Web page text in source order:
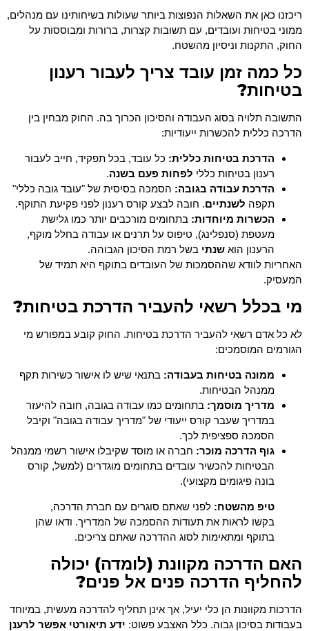
ריכזנו כאן את השאלות הנפוצות ביותר שעולות בשיחותינו עם מנהלים,
ממוני בטיחות ועובדים, עם תשובות קצרות, ברורות ומבוססות על
החוק, התקנות וניסיון מהשטח.
כל כמה זמן עובד צריך לעבור רענון
בטיחות?
התשובה תלויה בסוג העבודה והסיכון הכרוך בה. החוק מבחין בין
הדרכה כללית להכשרות ייעודיות:
הדרכת בטיחות כללית: כל עובד, בכל תפקיד, חייב לעבור
רענון בטיחות כללי לפחות פעם בשנה.
הדרכת עבודה בגובה: הסמכה בסיסית של "עובד גובה כללי"
תקפה לשנתיים. חובה לבצע קורס רענון לפני פקיעת התוקף.
הכשרות מיוחדות: בתחומים מורכבים יותר כמו גלישת
מעטפת (סנפלינג), טיפוס על תרנים או עבודה בחלל מוקף,
הרענון הוא שנתי בשל רמת הסיכון הגבוהה.
האחריות לוודא שההסמכות של העובדים בתוקף היא תמיד של
המעסיק.
מי בכלל רשאי להעביר הדרכת בטיחות?
לא כל אדם רשאי להעביר הדרכת בטיחות. החוק קובע במפורש מי
הגורמים המוסמכים:
ממונה בטיחות בעבודה: בתנאי שיש לו אישור כשירות תקף
ממנהל הבטיחות.
מדריך מוסמך: בתחומים כמו עבודה בגובה, חובה להיעזר
במדריך שעבר קורס ייעודי של "מדריך עבודה בגובה" וקיבל
הסמכה ספציפית לכך.
גוף הדרכה מוכר: חברה או מוסד שקיבלו אישור רשמי ממנהל
הבטיחות להכשיר עובדים בתחומים מוגדרים (למשל, קורס
בונה פיגומים מקצועי).
טיפ מהשטח: לפני שאתם סוגרים עם חברת הדרכה,
בקשו לראות את תעודות ההסמכה של המדריך. ודאו שהן
בתוקף ומתאימות לסוג ההדרכה שאתם צריכים.
האם הדרכה מקוונת (לומדה) יכולה
להחליף הדרכה פנים אל פנים?
הדרכות מקוונות הן כלי יעיל, אך אינן תחליף להדרכה מעשית, במיוחד
בעבודות בסיכון גבוה. כלל האצבע פשוט: ידע תיאורטי אפשר לרענן